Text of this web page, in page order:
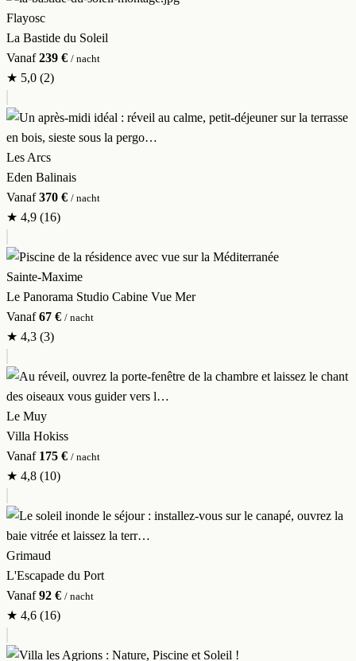
Flayosc
La Bastide du Soleil
Vanaf239 € / nacht
★ 5,0 (2)
Les Arcs
Eden Balinais
Vanaf370 € / nacht
★ 4,9 (16)
Sainte-Maxime
Le Panorama Studio Cabine Vue Mer
Vanaf67 € / nacht
★ 4,3 (3)
Le Muy
Villa Hokiss
Vanaf 175 € / nacht
★ 4,8 (10)
Grimaud
L'Escapade du Port
Vanaf92 € / nacht
★ 4,6 (16)